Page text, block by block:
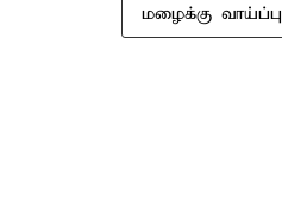
மழைக்கு வாய்ப்பு